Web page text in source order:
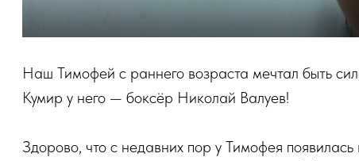
Наш Тимофей с раннего возраста мечтал быть
Кумир у него — боксёр Николай Валуев!
Здорово, что с недавних пор у Тимофея